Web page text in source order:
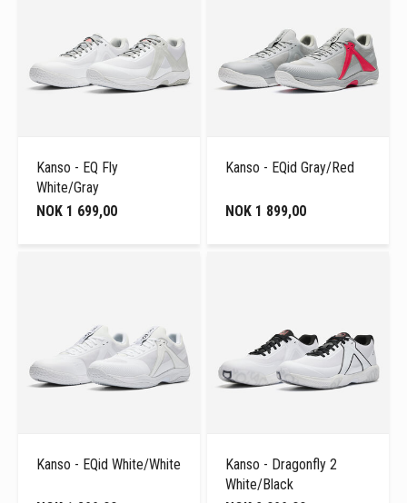
Kanso - EQ Fly
White/Gray
NOK 1 699,00
Kanso - EQid Gray/Red
NOK 1 899,00
Kanso - EQid White/White
Kanso - Dragonfly 2
White/Black